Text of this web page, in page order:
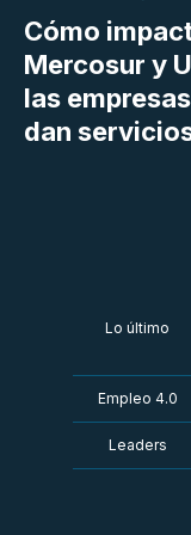
Cómo
Mercosur y
las
dan
Lo último
Empleo 4.0
Leaders